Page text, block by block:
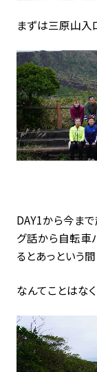
まずは三原山入
DAY1から今まで
グ話から自転車
るとあっという間
なんてことはなく